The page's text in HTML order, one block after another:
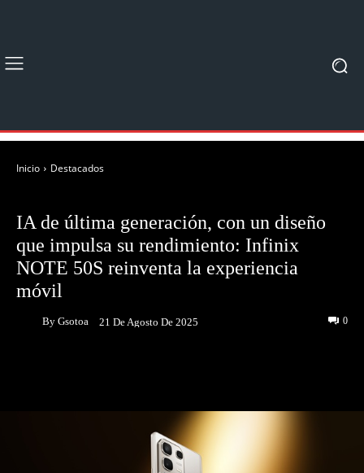
Inicio Destacados
IA de última generación, con un diseño
que impulsa su rendimiento: Infinix
NOTE 50S reinventa la experiencia
móvil
By Gsotoa 21 De Agosto De 2025 0